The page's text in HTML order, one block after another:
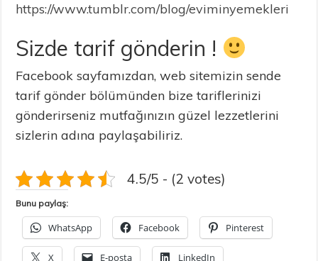
https://www.tumblr.com/blog/eviminyemekleri
Sizde tarif gönderin !
Facebook sayfamızdan, web sitemizin sende
tarif gönder bölümünden bize tariflerinizi
gönderirseniz mutfağınızın güzel lezzetlerini
sizlerin adına paylaşabiliriz.
4.5/5 - (2 votes)
Bunu paylaş:
WhatsApp Facebook Pinterest
X E-posta LinkedIn